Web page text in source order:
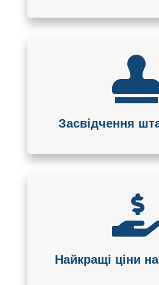
Засвідчення
Найкращі ціни